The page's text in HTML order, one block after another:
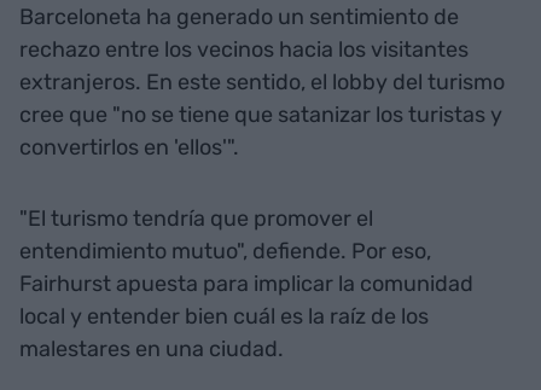
Barceloneta ha generado un sentimiento de
rechazo entre los vecinos hacia los visitantes
extranjeros. En este sentido, el lobby del turismo
cree que "no se tiene que satanizar los turistas y
convertirlos en 'ellos'".
"El turismo tendría que promover el
entendimiento mutuo", defiende. Por eso,
Fairhurst apuesta para implicar la comunidad
local y entender bien cuál es la raíz de los
malestares en una ciudad.